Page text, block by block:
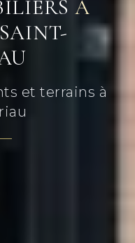
À
et terrains à